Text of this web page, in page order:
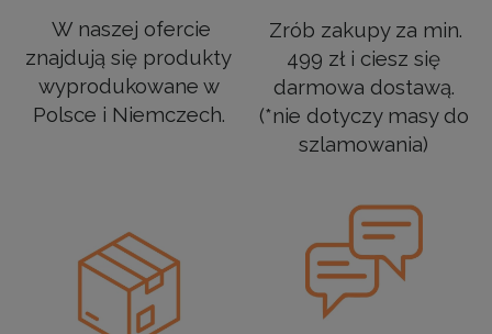
W naszej ofercie
znajdują się produkty
wyprodukowane w
Polsce i Niemczech.
Zrób zakupy za min.
499 zł i ciesz się
darmowa dostawą.
(*nie dotyczy masy do
szlamowania)